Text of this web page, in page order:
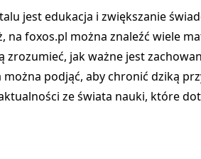
jest edukacja i zwiększanie
foxos.pl można znaleźć wiele
zrozumieć, jak ważne jest
można podjąć, aby chronić dziką
ze świata nauki, które